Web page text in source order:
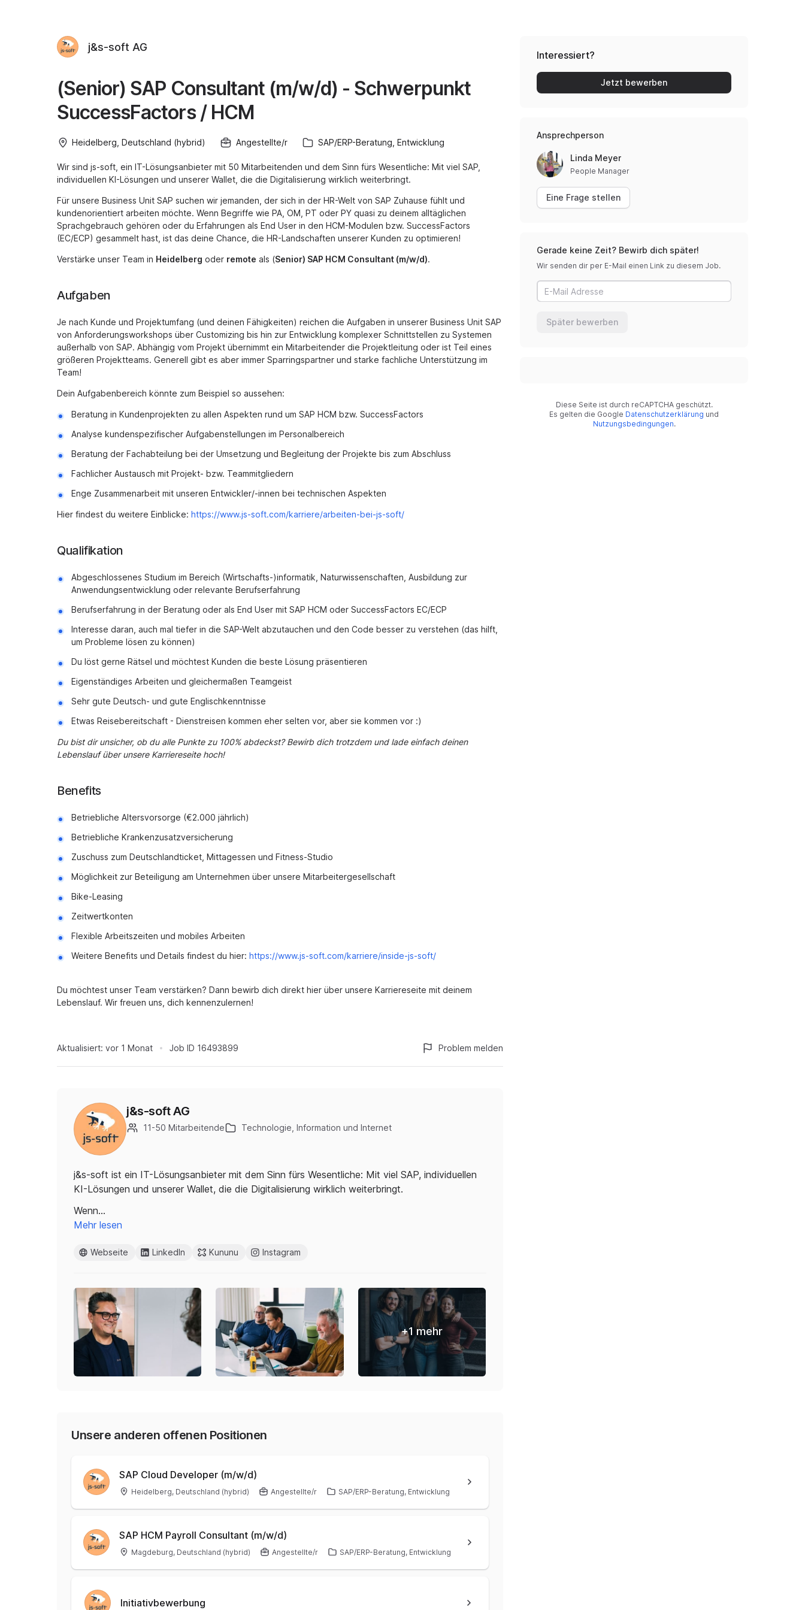
j&s-soft AG
(Senior) SAP Consultant (m/w/d) - Schwerpunkt
SuccessFactors / HCM
Heidelberg, Deutschland (hybrid) Angestellte/r SAP/ERP-Beratung, Entwicklung
Wir sind js-soft, ein IT-Lösungsanbieter mit 50 Mitarbeitenden und dem Sinn fürs Wesentliche: Mit viel SAP,
individuellen KI-Lösungen und unserer Wallet, die die Digitalisierung wirklich weiterbringt.
Für unsere Business Unit SAP suchen wir jemanden, der sich in der HR-Welt von SAP Zuhause fühlt und
kundenorientiert arbeiten möchte. Wenn Begriffe wie PA, OM, PT oder PY quasi zu deinem alltäglichen
Sprachgebrauch gehören oder du Erfahrungen als End User in den HCM-Modulen bzw. SuccessFactors
(EC/ECP) gesammelt hast, ist das deine Chance, die HR-Landschaften unserer Kunden zu optimieren!
Verstärke unser Team in Heidelberg oder remote als (Senior) SAP HCM Consultant (m/w/d).
Aufgaben
Je nach Kunde und Projektumfang (und deinen Fähigkeiten) reichen die Aufgaben in unserer Business Unit SAP
von Anforderungsworkshops über Customizing bis hin zur Entwicklung komplexer Schnittstellen zu Systemen
außerhalb von SAP. Abhängig vom Projekt übernimmt ein Mitarbeitender die Projektleitung oder ist Teil eines
größeren Projektteams. Generell gibt es aber immer Sparringspartner und starke fachliche Unterstützung im
Team!
Dein Aufgabenbereich könnte zum Beispiel so aussehen:
Beratung in Kundenprojekten zu allen Aspekten rund um SAP HCM bzw. SuccessFactors
Analyse kundenspezifischer Aufgabenstellungen im Personalbereich
Beratung der Fachabteilung bei der Umsetzung und Begleitung der Projekte bis zum Abschluss
Fachlicher Austausch mit Projekt- bzw. Teammitgliedern
Enge Zusammenarbeit mit unseren Entwickler/-innen bei technischen Aspekten
Hier findest du weitere Einblicke: https://www.js-soft.com/karriere/arbeiten-bei-js-soft/
Qualifikation
Abgeschlossenes Studium im Bereich (Wirtschafts-)informatik, Naturwissenschaften, Ausbildung zur
Anwendungsentwicklung oder relevante Berufserfahrung
Berufserfahrung in der Beratung oder als End User mit SAP HCM oder SuccessFactors EC/ECP
Interesse daran, auch mal tiefer in die SAP-Welt abzutauchen und den Code besser zu verstehen (das hilft,
um Probleme lösen zu können)
Du löst gerne Rätsel und möchtest Kunden die beste Lösung präsentieren
Eigenständiges Arbeiten und gleichermaßen Teamgeist
Sehr gute Deutsch- und gute Englischkenntnisse
Etwas Reisebereitschaft - Dienstreisen kommen eher selten vor, aber sie kommen vor :)
Du bist dir unsicher, ob du alle Punkte zu 100% abdeckst? Bewirb dich trotzdem und lade einfach deinen
Lebenslauf über unsere Karriereseite hoch!
Benefits
Betriebliche Altersvorsorge (€2.000 jährlich)
Betriebliche Krankenzusatzversicherung
Zuschuss zum Deutschlandticket, Mittagessen und Fitness-Studio
Möglichkeit zur Beteiligung am Unternehmen über unsere Mitarbeitergesellschaft
Bike-Leasing
Zeitwertkonten
Flexible Arbeitszeiten und mobiles Arbeiten
Weitere Benefits und Details findest du hier: https://www.js-soft.com/karriere/inside-js-soft/
Du möchtest unser Team verstärken? Dann bewirb dich direkt hier über unsere Karriereseite mit deinem
Lebenslauf. Wir freuen uns, dich kennenzulernen!
Aktualisiert: vor 1 Monat Job ID 16493899 Problem melden
j&s-soft AG
11-50 Mitarbeitende Technologie, Information und Internet
j&s-soft ist ein IT-Lösungsanbieter mit dem Sinn fürs Wesentliche: Mit viel SAP, individuellen
KI-Lösungen und unserer Wallet, die die Digitalisierung wirklich weiterbringt.
Wenn…
Mehr lesen
Webseite LinkedIn Kununu Instagram
+1 mehr
Unsere anderen offenen Positionen
SAP Cloud Developer (m/w/d)
Heidelberg, Deutschland (hybrid) Angestellte/r SAP/ERP-Beratung, Entwicklung
SAP HCM Payroll Consultant (m/w/d)
Magdeburg, Deutschland (hybrid) Angestellte/r SAP/ERP-Beratung, Entwicklung
Initiativbewerbung
Interessiert?
Jetzt bewerben
Ansprechperson
Linda Meyer
People Manager
Eine Frage stellen
Gerade keine Zeit? Bewirb dich später!
Wir senden dir per E-Mail einen Link zu diesem Job.
Später bewerben
Diese Seite ist durch reCAPTCHA geschützt.
Es gelten die Google Datenschutzerklärung und
Nutzungsbedingungen.